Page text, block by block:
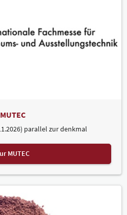
MUTEC
parallel zur denkmal
MUTEC